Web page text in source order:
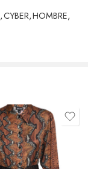
,CYBER,HOMBRE,